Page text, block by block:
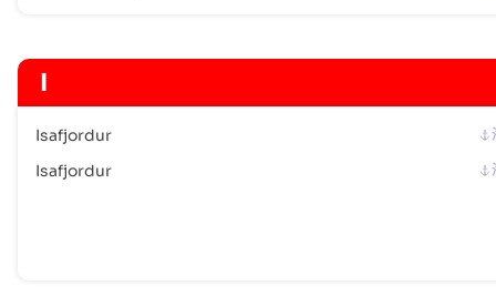
I
Isafjordur
Isafjordur